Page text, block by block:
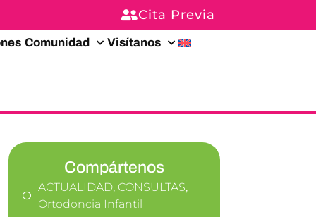
Cita Previa
Comunidad Visítanos
Compártenos
ACTUALIDAD, CONSULTAS,
Ortodoncia Infantil